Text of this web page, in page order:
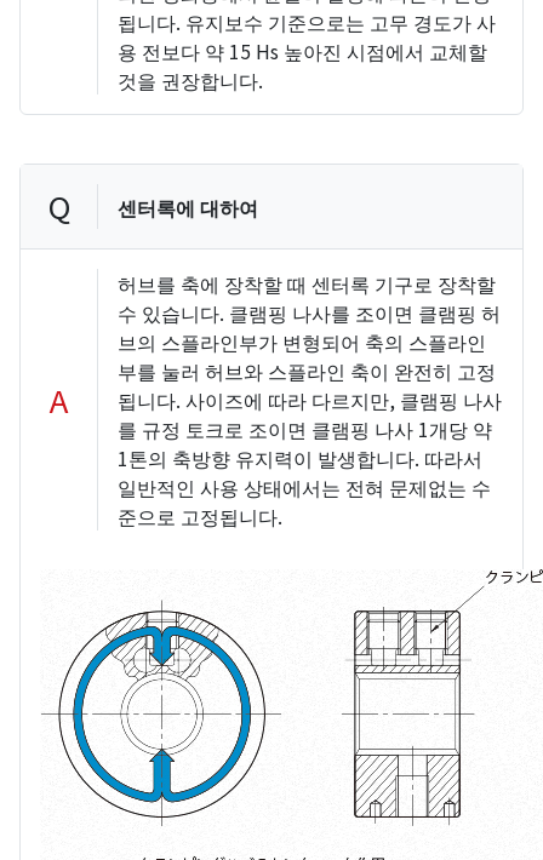
됩니다. 유지보수 기준으로는 고무 경도가 사
용 전보다 약 15 Hs 높아진 시점에서 교체할
것을 권장합니다.
Q 센터록에 대하여
A
허브를 축에 장착할 때 센터록 기구로 장착할
수 있습니다. 클램핑 나사를 조이면 클램핑 허
브의 스플라인부가 변형되어 축의 스플라인
부를 눌러 허브와 스플라인 축이 완전히 고정
됩니다. 사이즈에 따라 다르지만, 클램핑 나사
를 규정 토크로 조이면 클램핑 나사 1개당 약
1톤의 축방향 유지력이 발생합니다. 따라서
일반적인 사용 상태에서는 전혀 문제없는 수
준으로 고정됩니다.